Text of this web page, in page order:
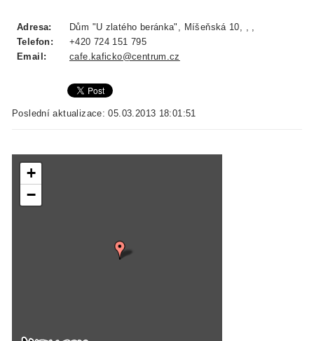
Adresa:
Dům "U zlatého beránka", Míšeňská 10, , ,
Telefon:
+420 724 151 795
Email:
cafe.kaficko@centrum.cz
Poslední aktualizace: 05.03.2013 18:01:51
+
−